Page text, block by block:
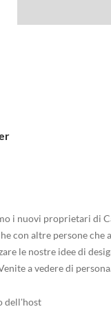
i nuovi proprietari di
con altre persone che
le nostre idee di
a vedere di
dell'host